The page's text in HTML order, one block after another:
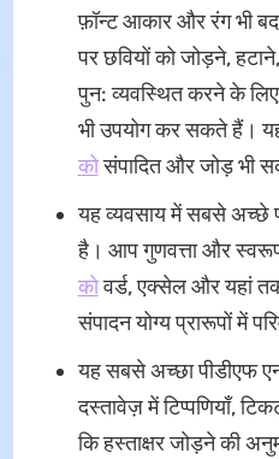
फ़ॉन्ट आकार और रंग भी
पर छवियों को जोड़ने,
पुन: व्यवस्थित करने के लिए
भी उपयोग कर सकते हैं।
कोसंपादित और जोड़ भी
यह व्यवसाय में सबसे अच्छे
है। आप गुणवत्ता और
कोवर्ड, एक्सेल और यहां
संपादन योग्य प्रारूपों में
यह सबसे अच्छा पीडीएफ
दस्तावेज़ में टिप्पणियाँ,
कि हस्ताक्षर जोड़ने की